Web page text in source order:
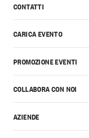
CONTATTI
CARICA EVENTO
PROMOZIONE EVENTI
COLLABORA CON NOI
AZIENDE